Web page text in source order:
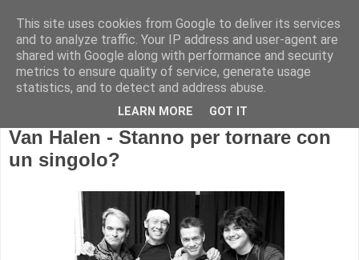
Van Halen - Stanno per tornare con
un singolo?
This site uses cookies from Google to deliver its services
and to analyze traffic. Your IP address and user-agent are
shared with Google along with performance and security
metrics to ensure quality of service, generate usage
statistics, and to detect and address abuse.
LEARN MORE GOT IT